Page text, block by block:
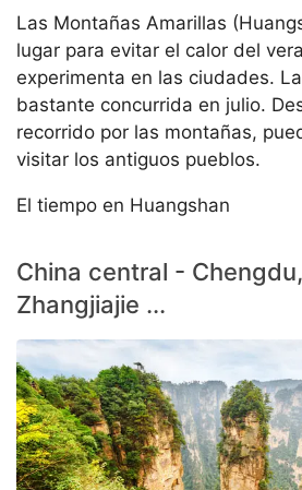
Las Montañas Amarillas
lugar para evitar el calor del
experimenta en las ciudades.
bastante concurrida en julio.
recorrido por las montañas,
visitar los antiguos pueblos.
El tiempo en Huangshan
China central -
Zhangjiajie ...